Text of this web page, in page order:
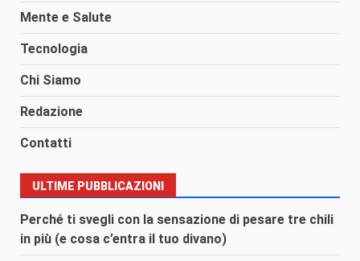
Mente e Salute
Tecnologia
Chi Siamo
Redazione
Contatti
ULTIME PUBBLICAZIONI
Perché ti svegli con la sensazione di pesare tre chili
in più (e cosa c’entra il tuo divano)